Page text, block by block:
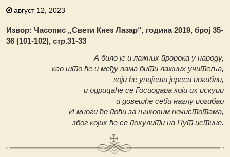
август 12, 2023
Извор: Часопис „Свети Кнез Лазар“, година 2019, број 35-
36 (101-102), стр.31-33
А било је и лажних пророка у народу,
као што ће и међу вама бити лажних учитеља,
који ће унијети јереси погибли,
и одрицаће се Господара који их искупи
и довешће себи наглу погибао
И многи ће поћи за њиховим нечистотама,
због којих ће се похулити на Пут истине.